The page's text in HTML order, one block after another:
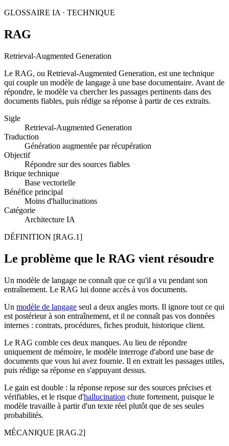
GLOSSAIRE IA · TECHNIQUE
RAG
Retrieval-Augmented Generation
Le RAG, ou Retrieval-Augmented Generation, est une technique
qui couple un modèle de langage à une base documentaire. Avant de
répondre, le modèle va chercher les passages pertinents dans des
documents fiables, puis rédige sa réponse à partir de ces extraits.
Sigle
Retrieval-Augmented Generation
Traduction
Génération augmentée par récupération
Objectif
Répondre sur des sources fiables
Brique technique
Base vectorielle
Bénéfice principal
Moins d'hallucinations
Catégorie
Architecture IA
DÉFINITION [RAG.1]
Le problème que le RAG vient résoudre
Un modèle de langage ne connaît que ce qu'il a vu pendant son
entraînement. Le RAG lui donne accès à vos documents.
Un modèle de langage seul a deux angles morts. Il ignore tout ce qui
est postérieur à son entraînement, et il ne connaît pas vos données
internes : contrats, procédures, fiches produit, historique client.
Le RAG comble ces deux manques. Au lieu de répondre
uniquement de mémoire, le modèle interroge d'abord une base de
documents que vous lui avez fournie. Il en extrait les passages utiles,
puis rédige sa réponse en s'appuyant dessus.
Le gain est double : la réponse repose sur des sources précises et
vérifiables, et le risque d'hallucination chute fortement, puisque le
modèle travaille à partir d'un texte réel plutôt que de ses seules
probabilités.
MÉCANIQUE [RAG.2]